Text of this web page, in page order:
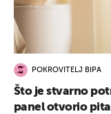
POKROVITELJ BIPA
Što je stvarno
panel otvorio